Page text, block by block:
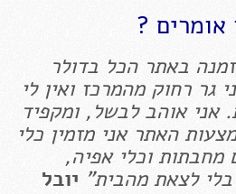
?
באתר הכל בדולר
גר רחוק מהמרכז ואין לי
אני אוהב לבשל, ומקפיד
האתר אני מזמין כלי
מחבתות וכלי אפיה,
בלי לצאת מהבית" יובל